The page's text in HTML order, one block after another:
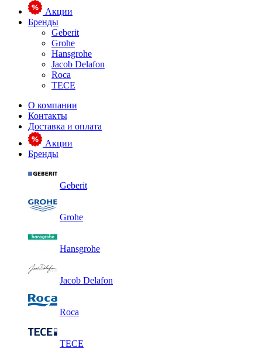
Акции
Бренды
Geberit
Grohe
Hansgrohe
Jacob Delafon
Roca
TECE
О компании
Контакты
Доставка и оплата
Акции
Бренды
Geberit
Grohe
Hansgrohe
Jacob Delafon
Roca
TECE